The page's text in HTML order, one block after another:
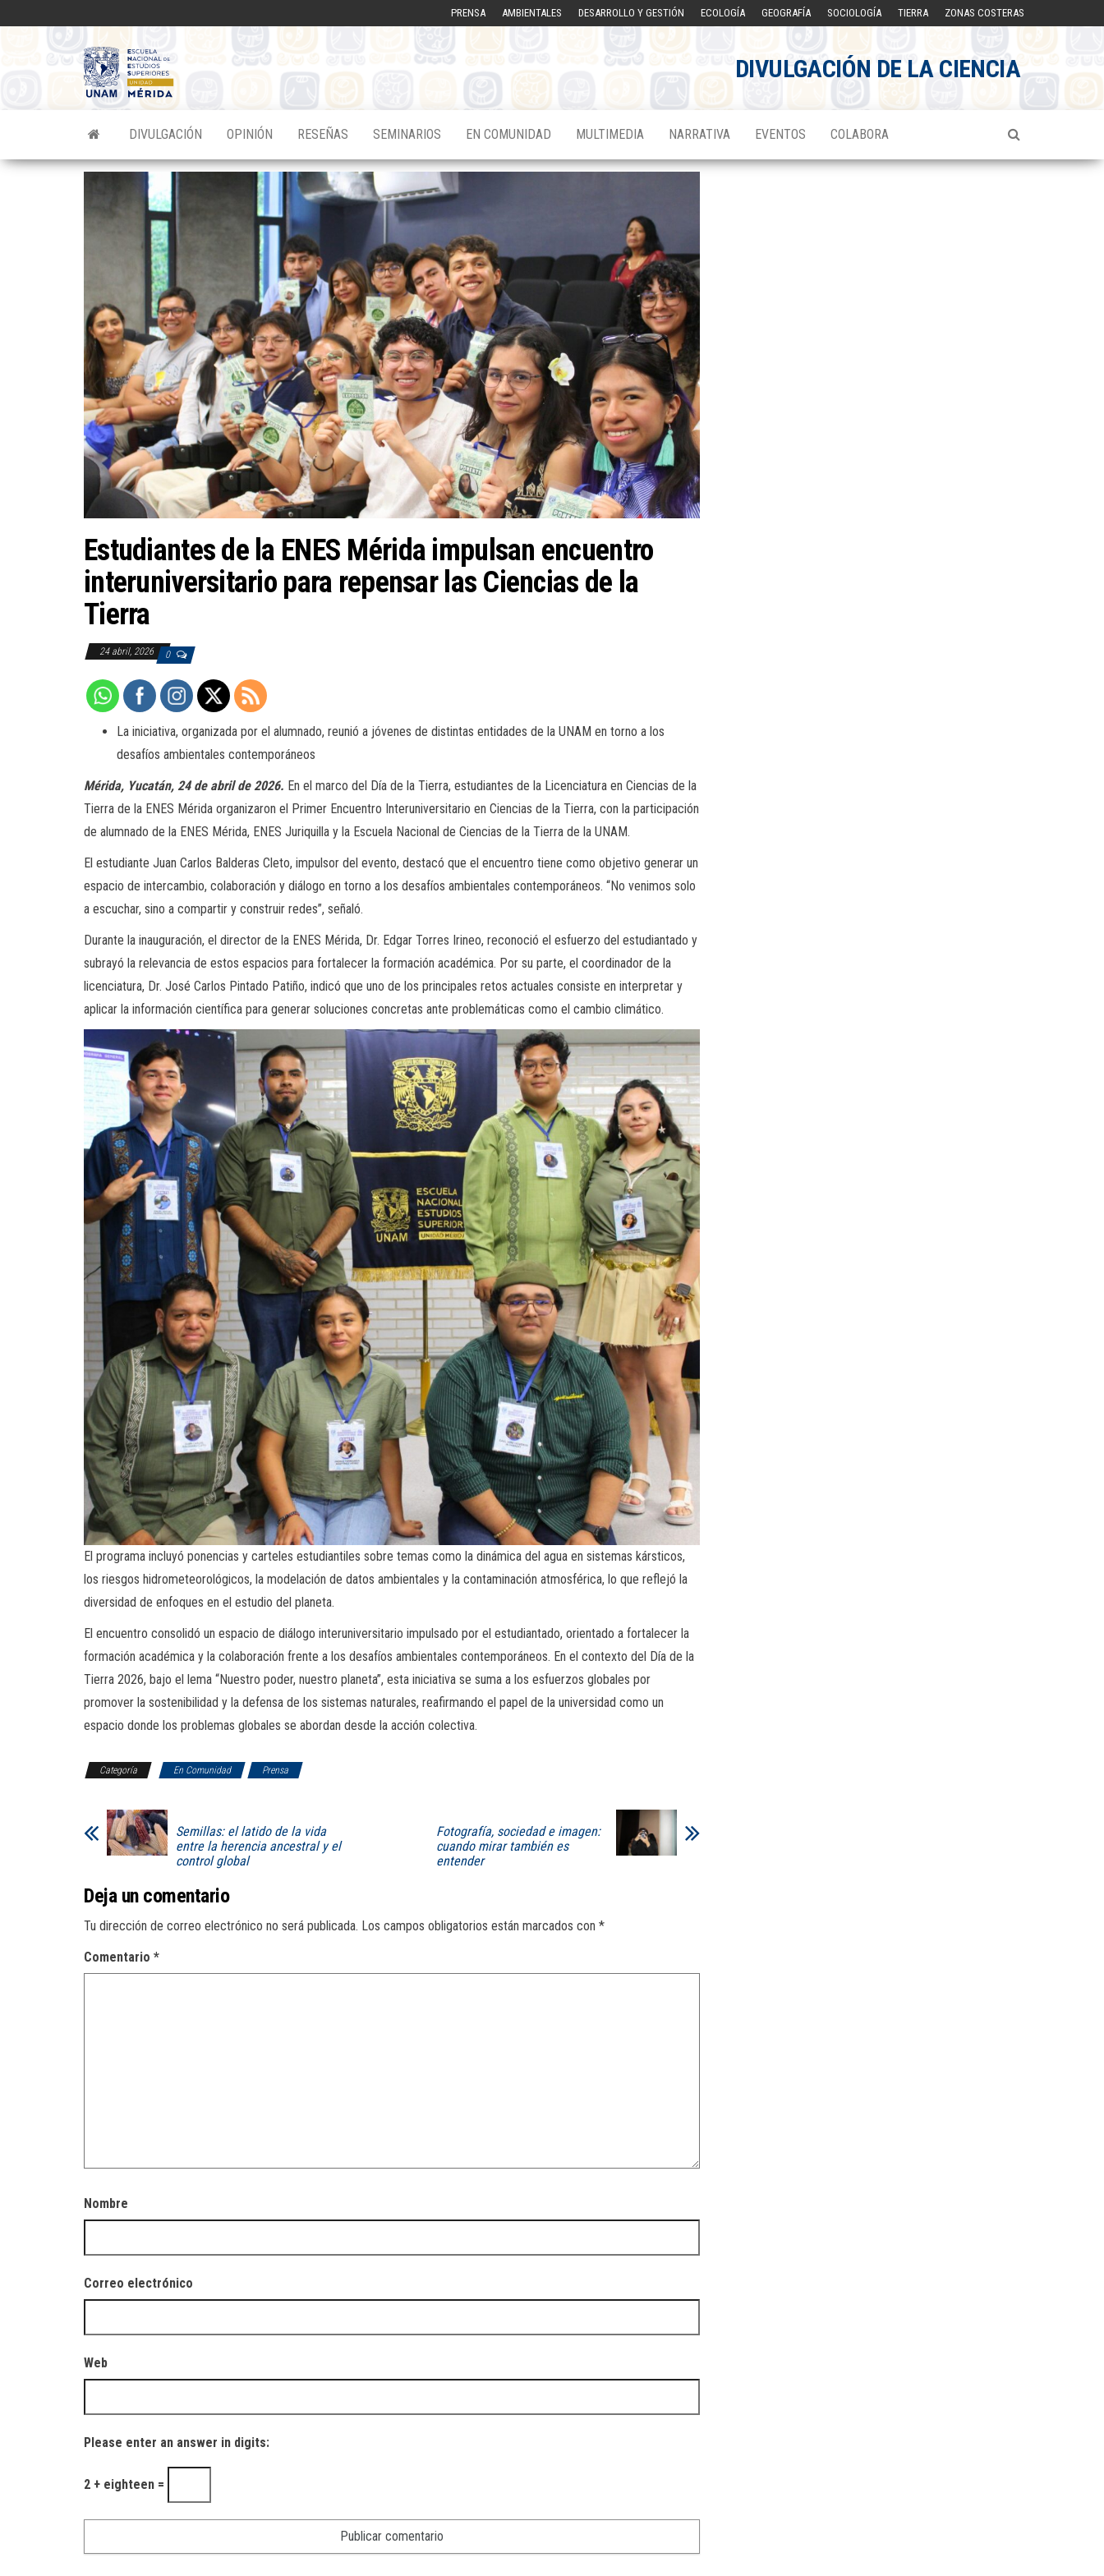
PRENSA AMBIENTALES DESARROLLO Y GESTIÓN ECOLOGÍA GEOGRAFÍA SOCIOLOGÍA TIERRA ZONAS COSTERAS
Mérida
DIVULGACIÓN DE LA CIENCIA
DIVULGACIÓN OPINIÓN RESEÑAS SEMINARIOS EN COMUNIDAD MULTIMEDIA NARRATIVA EVENTOS COLABORA
Estudiantes de la ENES Mérida impulsan encuentro
interuniversitario para repensar las Ciencias de la
Tierra
24 abril, 2026 0
La iniciativa, organizada por el alumnado, reunió a jóvenes de distintas entidades de la UNAM en torno a los
desafíos ambientales contemporáneos
Mérida, Yucatán, 24 de abril de 2026. En el marco del Día de la Tierra, estudiantes de la Licenciatura en Ciencias de la
Tierra de la ENES Mérida organizaron el Primer Encuentro Interuniversitario en Ciencias de la Tierra, con la participación
de alumnado de la ENES Mérida, ENES Juriquilla y la Escuela Nacional de Ciencias de la Tierra de la UNAM.
El estudiante Juan Carlos Balderas Cleto, impulsor del evento, destacó que el encuentro tiene como objetivo generar un
espacio de intercambio, colaboración y diálogo en torno a los desafíos ambientales contemporáneos. “No venimos solo
a escuchar, sino a compartir y construir redes”, señaló.
Durante la inauguración, el director de la ENES Mérida, Dr. Edgar Torres Irineo, reconoció el esfuerzo del estudiantado y
subrayó la relevancia de estos espacios para fortalecer la formación académica. Por su parte, el coordinador de la
licenciatura, Dr. José Carlos Pintado Patiño, indicó que uno de los principales retos actuales consiste en interpretar y
aplicar la información científica para generar soluciones concretas ante problemáticas como el cambio climático.
El programa incluyó ponencias y carteles estudiantiles sobre temas como la dinámica del agua en sistemas kársticos,
los riesgos hidrometeorológicos, la modelación de datos ambientales y la contaminación atmosférica, lo que reflejó la
diversidad de enfoques en el estudio del planeta.
El encuentro consolidó un espacio de diálogo interuniversitario impulsado por el estudiantado, orientado a fortalecer la
formación académica y la colaboración frente a los desafíos ambientales contemporáneos. En el contexto del Día de la
Tierra 2026, bajo el lema “Nuestro poder, nuestro planeta”, esta iniciativa se suma a los esfuerzos globales por
promover la sostenibilidad y la defensa de los sistemas naturales, reafirmando el papel de la universidad como un
espacio donde los problemas globales se abordan desde la acción colectiva.
Categoría En Comunidad Prensa
Semillas: el latido de la vida
entre la herencia ancestral y el
control global
Fotografía, sociedad e imagen:
cuando mirar también es
entender
Deja un comentario
Tu dirección de correo electrónico no será publicada. Los campos obligatorios están marcados con *
Comentario *
Nombre
Correo electrónico
Web
Please enter an answer in digits:
2 + eighteen =